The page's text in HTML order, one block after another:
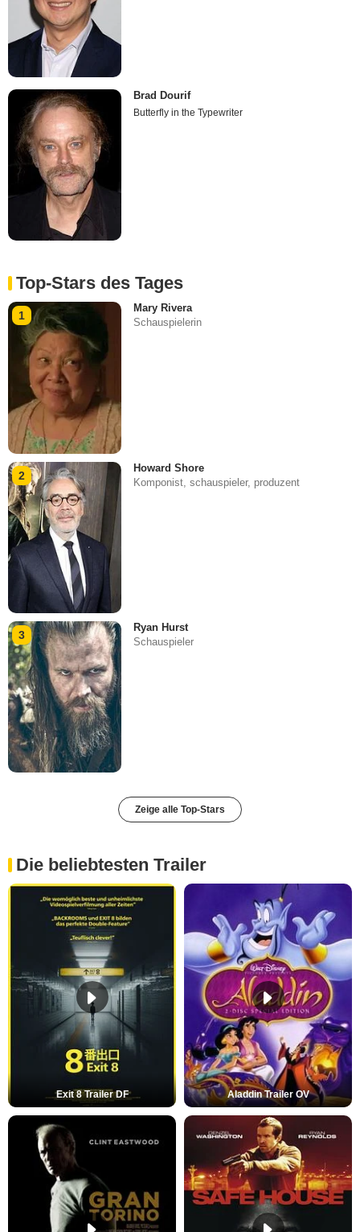
Brad Dourif
Butterfly in the Typewriter
Top-Stars des Tages
1
Mary Rivera
Schauspielerin
2
Howard Shore
Komponist, schauspieler, produzent
3
Ryan Hurst
Schauspieler
Zeige alle Top-Stars
Die beliebtesten Trailer
Exit 8 Trailer DF Aladdin Trailer OV